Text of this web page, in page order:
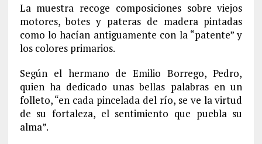
La muestra recoge composiciones sobre viejos
motores, botes y pateras de madera pintadas
como lo hacían antiguamente con la “patente” y
los colores primarios.
Según el hermano de Emilio Borrego, Pedro,
quien ha dedicado unas bellas palabras en un
folleto, “en cada pincelada del río, se ve la virtud
de su fortaleza, el sentimiento que puebla su
alma”.